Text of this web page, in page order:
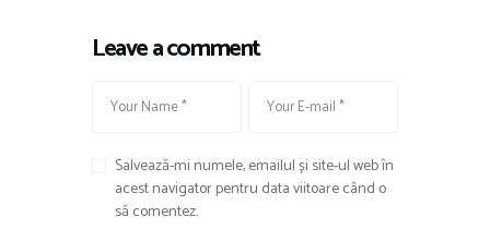
Leave a comment
Salvează-mi numele, emailul și site-ul web în
acest navigator pentru data viitoare când o
să comentez.